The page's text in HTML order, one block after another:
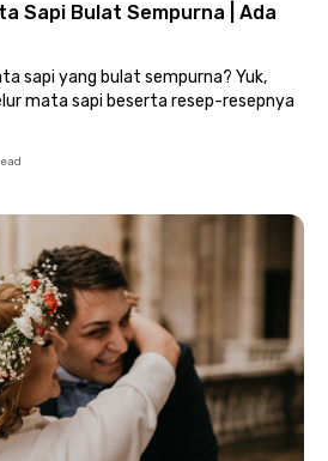
Sapi Bulat Sempurna | Ada
sapi yang bulat sempurna? Yuk,
mata sapi beserta resep-resepnya